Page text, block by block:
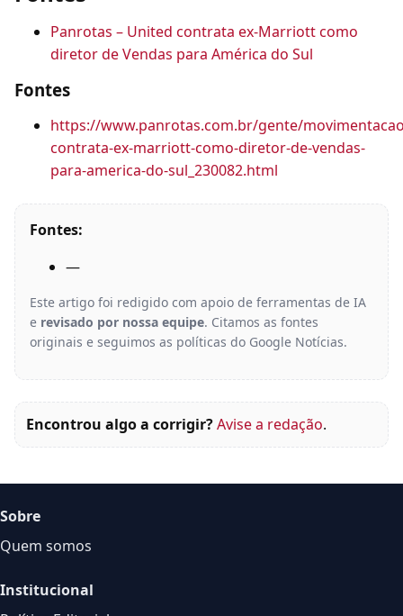
Panrotas – United contrata ex-Marriott como
diretor de Vendas para América do Sul
Fontes
https://www.panrotas.com.br/gente/
contrata-ex-marriott-como-diretor-de-vendas-
para-america-do-sul_230082.html
Fontes:
—
Este artigo foi redigido com apoio de ferramentas de IA
e revisado por nossa equipe. Citamos as fontes
originais e seguimos as políticas do Google Notícias.
Encontrou algo a corrigir?Avise a redação.
Sobre
Quem somos
Institucional